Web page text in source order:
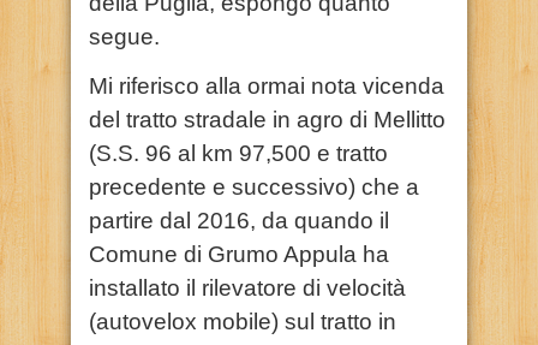
segue.
Mi riferisco alla ormai nota vicenda
del tratto stradale in agro di Mellitto
(S.S. 96 al km 97,500 e tratto
precedente e successivo) che a
partire dal 2016, da quando il
Comune di Grumo Appula ha
installato il rilevatore di velocità
(autovelox mobile) sul tratto in